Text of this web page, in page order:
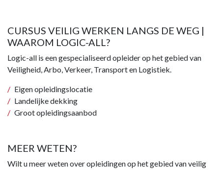
CURSUS VEILIG WERKEN LANGS DE WEG |
WAAROM LOGIC-ALL?
Logic-all is een gespecialiseerd opleider op het gebied van
Veiligheid, Arbo, Verkeer, Transport en Logistiek.
Eigen opleidingslocatie
Landelijke dekking
Groot opleidingsaanbod
MEER WETEN?
Wilt u meer weten over opleidingen op het gebied van veilig